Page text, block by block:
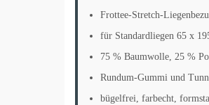
Frottee-Stretch-
für Standardliegen 65 x
75 % Baumwolle, 25 %
Rundum-Gummi und
bügelfrei, farbecht,